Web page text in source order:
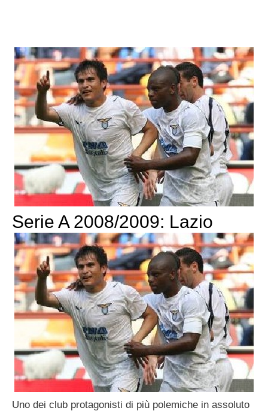
Serie A 2008/2009: Lazio
Uno dei club protagonisti di più polemiche in assoluto